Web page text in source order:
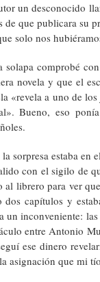
un desconocido
de que publicara su
solo nos
solapa comprobé
novela y que el
«revela a uno de
Bueno, eso
la sorpresa estaba en
con el sigilo de
al librero para ver
dos capítulos y
un inconveniente:
entre Antonio
ese dinero
asignación que mi